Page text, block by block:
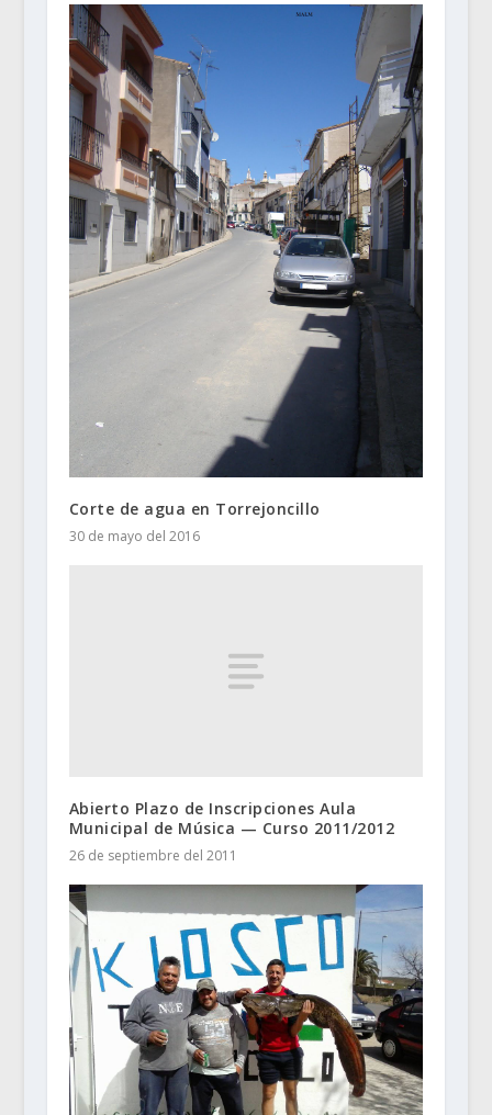
Corte de agua en Torrejoncillo
30 de mayo del 2016
Abierto Plazo de Inscripciones Aula
Municipal de Música — Curso 2011/2012
26 de septiembre del 2011